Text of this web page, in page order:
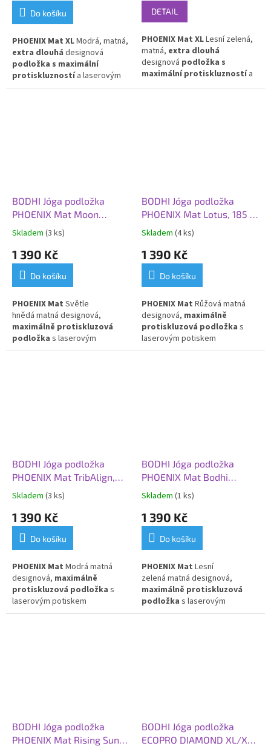
Do košíku
PHOENIX Mat XLModrá, matná,
extra dlouhá designová
podložka s maximální
protiskluznostía laserovým
potiskem TribAlign. Vyrobena z
DETAIL
PHOENIX Mat XLLesní zelená,
matná, extra dlouhá
designová podložka s
maximální protiskluznostía
laserovým potiskem listů Bodhi.
BODHI Jóga podložka
PHOENIX Mat Moon
Phases, 185 x 66 x 0,4 cm,
světle hnědá (matná)
Skladem (3 ks)
1 390 Kč
Do košíku
PHOENIX Mat Světle
hnědá matná designová,
maximálně protiskluzová
podložka s laserovým
potiskem fáze měsíce.Přírodní
BODHI Jóga podložka
PHOENIX Mat Lotus, 185 x
66 x 0,4 cm, růže (matná)
Skladem (4 ks)
1 390 Kč
Do košíku
PHOENIX Mat Růžová matná
designová, maximálně
protiskluzová podložka s
laserovým potiskem
Lotus.Přírodní kaučuk s PU
BODHI Jóga podložka
PHOENIX Mat TribAlign,
185 x 66 x 0,4 cm, modrá
Skladem (3 ks)
1 390 Kč
Do košíku
PHOENIX Mat Modrá matná
designová, maximálně
protiskluzová podložka s
laserovým potiskem
TribAlign.Přírodní kaučuk s PU
BODHI Jóga podložka
PHOENIX Mat Bodhi
Leaves, 185 x 66 x 0,4 cm,
lesní zelená (matná)
Skladem (1 ks)
1 390 Kč
Do košíku
PHOENIX Mat Lesní
zelená matná designová,
maximálně protiskluzová
podložka s laserovým
potiskem listy Bodhi.Přírodní
BODHI Jóga podložka
PHOENIX Mat Rising Sun,
BODHI Jóga podložka
ECOPRO DIAMOND XL/XW,